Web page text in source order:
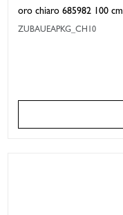
oro chiaro 685982 100 cm
ZUBAUEAPKG_CH10